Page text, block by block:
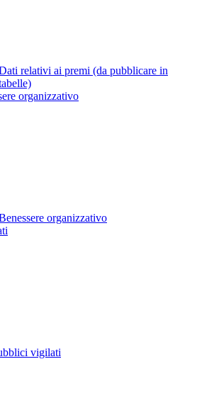
relativi ai premi (da pubblicare in
organizzativo
organizzativo
vigilati